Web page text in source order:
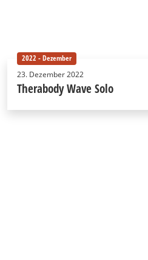
2022 - Dezember
23. Dezember 2022
Therabody Wave Solo